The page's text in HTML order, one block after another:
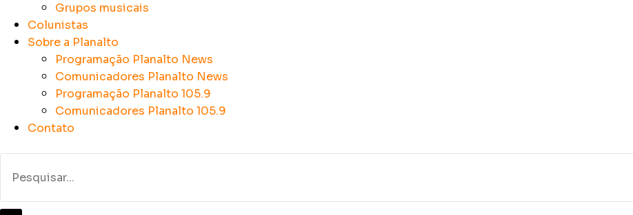
Grupos musicais
Colunistas
Sobre a Planalto
Programação Planalto News
Comunicadores Planalto News
Programação Planalto 105.9
Comunicadores Planalto 105.9
Contato